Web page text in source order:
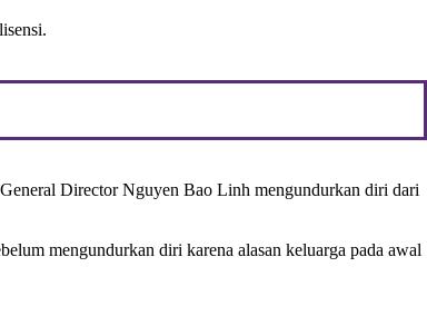
Director Nguyen Bao Linh mengundurkan diri dari
mengundurkan diri karena alasan keluarga pada awal